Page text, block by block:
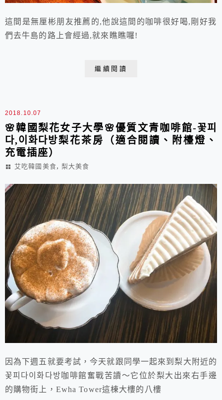
這間是無厘彬朋友推薦的,他說這間的咖啡很好喝,剛好我
們去牛島的路上會經過,就來瞧瞧囉!
繼續閱讀
2018.10.07
🌸韓國梨花女子大學🌸優質文青咖啡館-꽃피
다,이화다방梨花茶房（適合閱讀、附檯燈、
充電插座）
艾吃韓國美食,梨大美食
因為下週五就要考試，今天就跟同學一起來到梨大附近的
꽃피다이화다방咖啡館奮戰苦讀～它位於梨大出來右手邊
的購物街上，Ewha Tower這棟大樓的八樓